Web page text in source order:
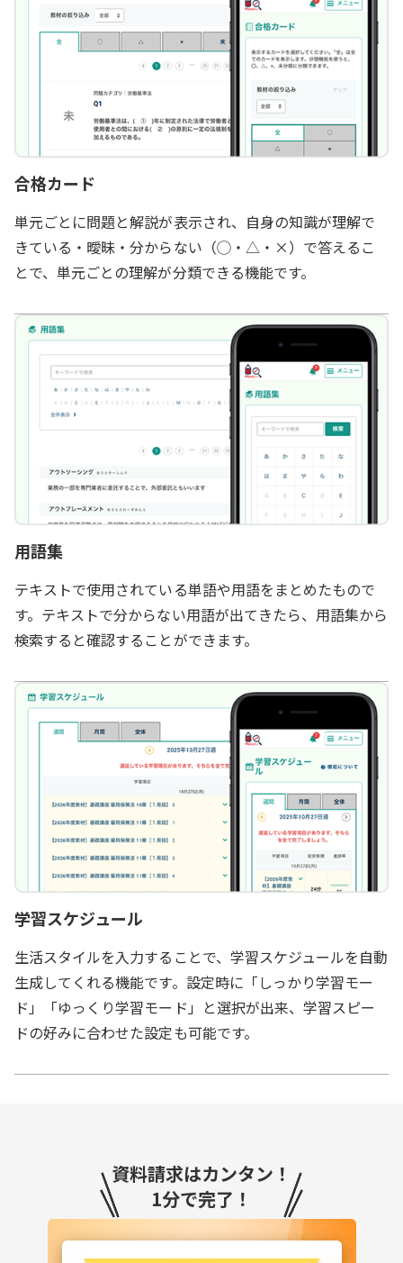
合格カード
単元ごとに問題と解説が表示され、自身の知識が理解で
きている・曖昧・分からない（◯・△・×）で答えるこ
とで、単元ごとの理解が分類できる機能です。
用語集
テキストで使用されている単語や用語をまとめたもので
す。テキストで分からない用語が出てきたら、用語集から
検索すると確認することができます。
学習スケジュール
生活スタイルを入力することで、学習スケジュールを自動
生成してくれる機能です。設定時に「しっかり学習モー
ド」「ゆっくり学習モード」と選択が出来、学習スピー
ドの好みに合わせた設定も可能です。
資料請求はカンタン！
1分で完了！